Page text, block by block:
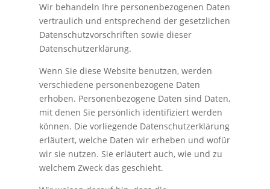
Wir behandeln Ihre personenbezogenen Daten
vertraulich und entsprechend der gesetzlichen
Datenschutzvorschriften sowie dieser
Datenschutzerklärung.
Wenn Sie diese Website benutzen, werden
verschiedene personenbezogene Daten
erhoben. Personenbezogene Daten sind Daten,
mit denen Sie persönlich identifiziert werden
können. Die vorliegende Datenschutzerklärung
erläutert, welche Daten wir erheben und wofür
wir sie nutzen. Sie erläutert auch, wie und zu
welchem Zweck das geschieht.